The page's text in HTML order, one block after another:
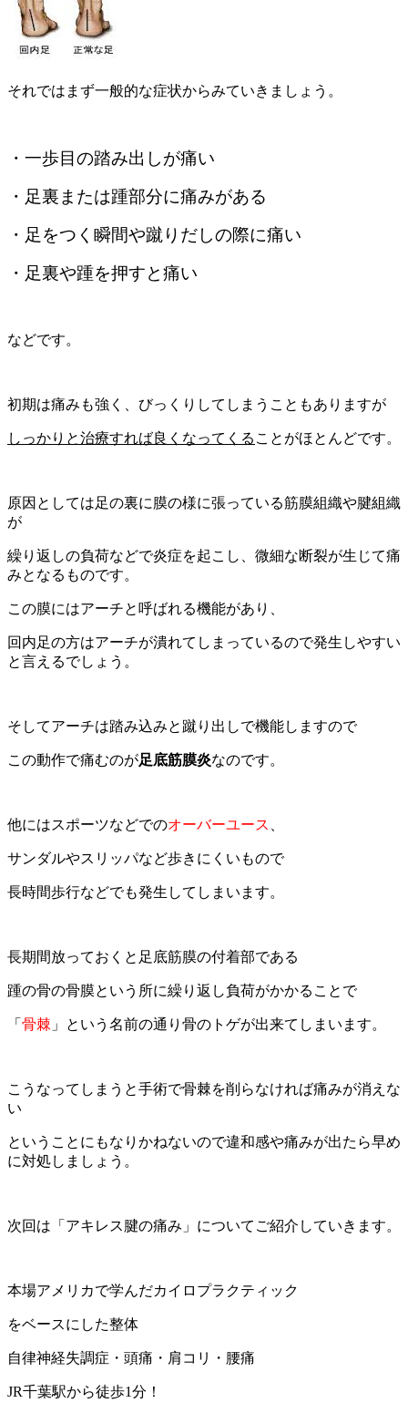
それではまず一般的な症状からみていきましょう。
・一歩目の踏み出しが痛い
・足裏または踵部分に痛みがある
・足をつく瞬間や蹴りだしの際に痛い
・足裏や踵を押すと痛い
などです。
初期は痛みも強く、びっくりしてしまうこともありますが
しっかりと治療すれば良くなってくる ことがほとんどです。
原因としては足の裏に膜の様に張っている筋膜組織や腱組織
が
繰り返しの負荷などで炎症を起こし、微細な断裂が生じて痛
みとなるものです。
この膜にはアーチと呼ばれる機能があり、
回内足の方はアーチが潰れてしまっているので発生しやすい
と言えるでしょう。
そしてアーチは踏み込みと蹴り出しで機能しますので
この動作で痛むのが足底筋膜炎なのです。
他にはスポーツなどでのオーバーユース
サンダルやスリッパなど歩きにくいもので
長時間歩行などでも発生してしまいます。
長期間放っておくと足底筋膜の付着部である
踵の骨の骨膜という所に繰り返し負荷がかかることで
「 骨棘 」という名前の通り骨のトゲが出来てしまいます。
こうなってしまうと手術で骨棘を削らなければ痛みが消えな
い
ということにもなりかねないので違和感や痛みが出たら早め
に対処しましょう。
次回は「アキレス腱の痛み」についてご紹介していきます。
本場アメリカで学んだカイロプラクティック
をベースにした整体
自律神経失調症・頭痛・肩コリ・腰痛
JR千葉駅から徒歩1分！